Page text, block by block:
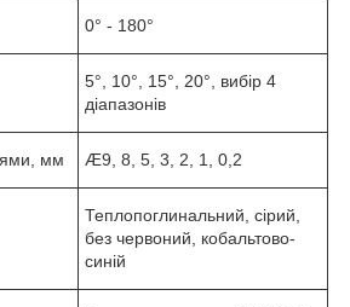
0° - 180°
5°, 10°, 15°, 20°, вибір 4
діапазонів
мм Æ9, 8, 5, 3, 2, 1, 0,2
Теплопоглинальний, сірий,
без червоний, кобальтово-
синій